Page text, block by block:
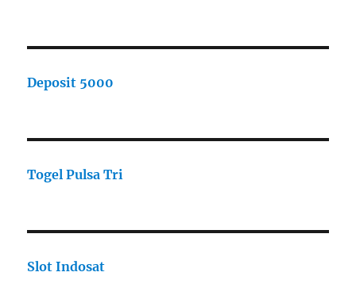
Deposit 5000
Togel Pulsa Tri
Slot Indosat